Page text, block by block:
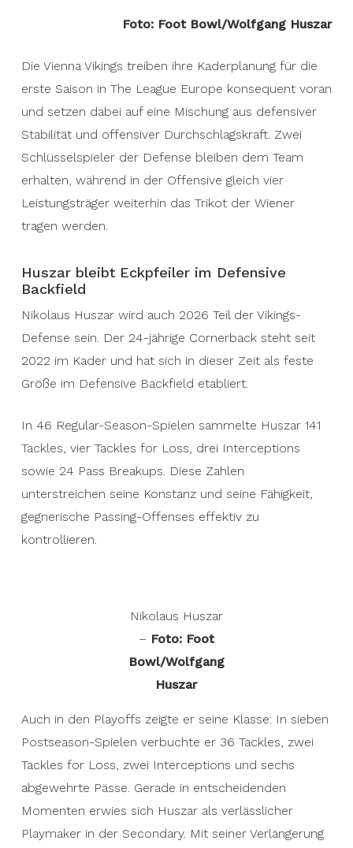
Foto: Foot Bowl/Wolfgang Huszar
Die Vienna Vikings treiben ihre Kaderplanung für die
erste Saison in The League Europe konsequent voran
und setzen dabei auf eine Mischung aus defensiver
Stabilität und offensiver Durchschlagskraft. Zwei
Schlüsselspieler der Defense bleiben dem Team
erhalten, während in der Offensive gleich vier
Leistungsträger weiterhin das Trikot der Wiener
tragen werden.
Huszar bleibt Eckpfeiler im Defensive
Backfield
Nikolaus Huszar wird auch 2026 Teil der Vikings-
Defense sein. Der 24-jährige Cornerback steht seit
2022 im Kader und hat sich in dieser Zeit als feste
Größe im Defensive Backfield etabliert.
In 46 Regular-Season-Spielen sammelte Huszar 141
Tackles, vier Tackles for Loss, drei Interceptions
sowie 24 Pass Breakups. Diese Zahlen
unterstreichen seine Konstanz und seine Fähigkeit,
gegnerische Passing-Offenses effektiv zu
kontrollieren.
Nikolaus Huszar
– Foto: Foot
Bowl/Wolfgang
Huszar
Auch in den Playoffs zeigte er seine Klasse: In sieben
Postseason-Spielen verbuchte er 36 Tackles, zwei
Tackles for Loss, zwei Interceptions und sechs
abgewehrte Pässe. Gerade in entscheidenden
Momenten erwies sich Huszar als verlässlicher
Playmaker in der Secondary. Mit seiner Verlängerung